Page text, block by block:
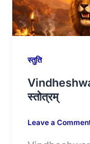
स्तुति
स्तोत्रम्
Leave a